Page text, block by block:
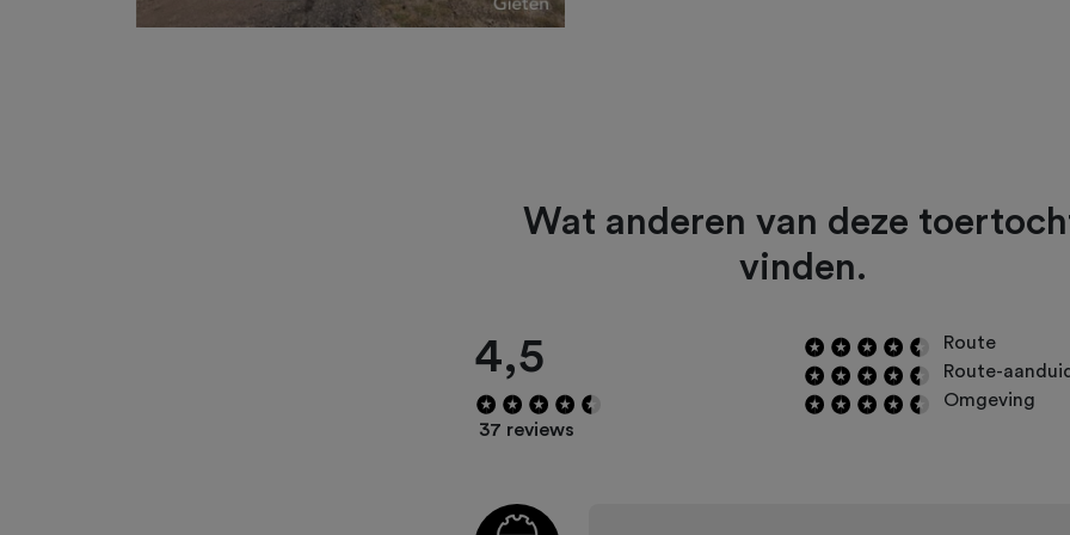
Wat anderen van deze
vinden.
4,5
37 reviews
Route
Route-
Omgeving